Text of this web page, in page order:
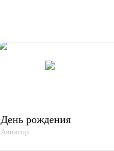
День рождения
Авиатор